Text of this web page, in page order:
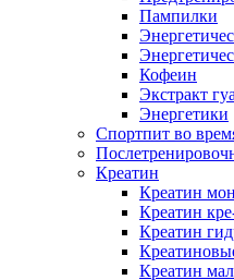
Пампилки
Кофеин
Экстракт
Энергетики
Спортпит во
Креатин
Креатин
Креатин
Креатин
Креатин